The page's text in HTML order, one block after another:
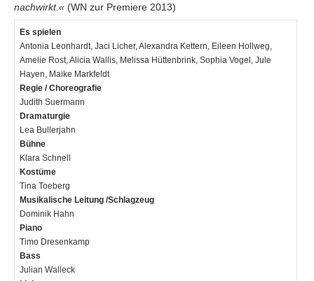
nachwirkt.« (WN zur Premiere 2013)
Es spielen
Antonia Leonhardt, Jaci Licher, Alexandra Kettern, Eileen Hollweg,
Amelie Rost, Alicia Wallis, Melissa Hüttenbrink, Sophia Vogel, Jule
Hayen, Maike Markfeldt
Regie / Choreografie
Judith Suermann
Dramaturgie
Lea Bullerjahn
Bühne
Klara Schnell
Kostüme
Tina Toeberg
Musikalische Leitung /Schlagzeug
Dominik Hahn
Piano
Timo Dresenkamp
Bass
Julian Walleck